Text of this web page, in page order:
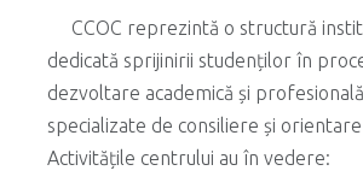
CCOC reprezintă o structură
dedicată sprijinirii studenților în
dezvoltare academică și
specializate de consiliere și
Activitățile centrului au în vedere: